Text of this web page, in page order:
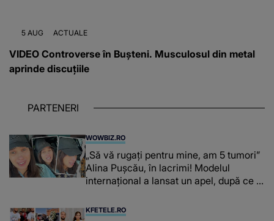
5 AUG ACTUALE
VIDEO Controverse în Bușteni. Musculosul din metal
aprinde discuțiile
PARTENERI
WOWBIZ.RO
„Să vă rugați pentru mine, am 5 tumori”
Alina Pușcău, în lacrimi! Modelul
internațional a lansat un apel, după ce a
KFETELE.RO